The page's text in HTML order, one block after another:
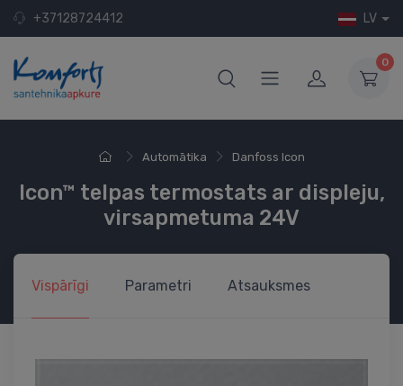
+37128724412 LV
0
Automātika Danfoss Icon
Icon™ telpas termostats ar displeju,
virsapmetuma 24V
Vispārīgi Parametri Atsauksmes